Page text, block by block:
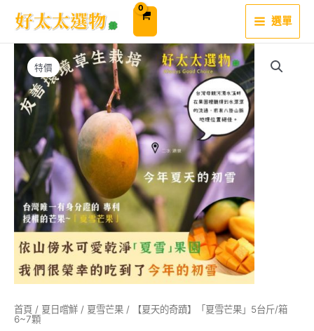
內
選單
特價
首頁 / 夏日嚐鮮 / 夏雪芒果 / 【夏天的奇蹟】「夏雪芒果」5台斤/箱
6~7顆